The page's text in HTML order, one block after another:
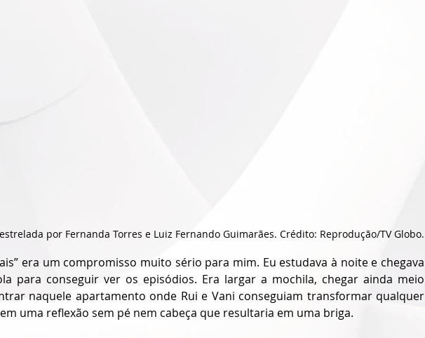
por Fernanda Torres e Luiz Fernando Guimarães. Crédito: Reprodução/TV Globo.
era um compromisso muito sério para mim. Eu estudava à noite e chegava
para conseguir ver os episódios. Era largar a mochila, chegar ainda meio
naquele apartamento onde Rui e Vani conseguiam transformar qualquer
uma reflexão sem pé nem cabeça que resultaria em uma briga.